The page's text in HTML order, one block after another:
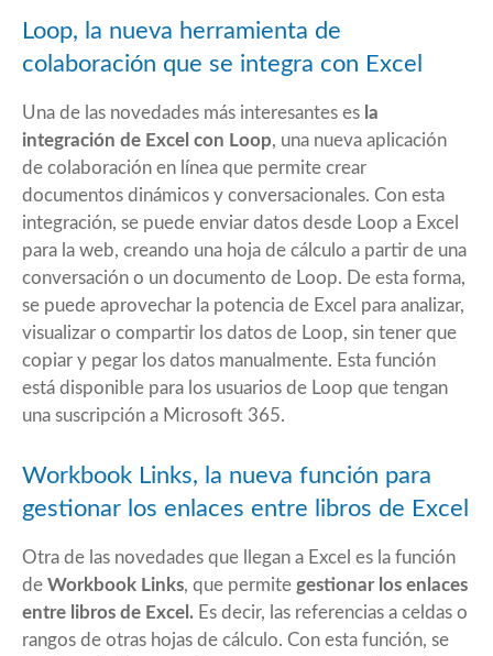
Loop, la nueva herramienta de
colaboración que se integra con Excel
Una de las novedades más interesantes es la
integración de Excel con Loop, una nueva aplicación
de colaboración en línea que permite crear
documentos dinámicos y conversacionales. Con esta
integración, se puede enviar datos desde Loop a Excel
para la web, creando una hoja de cálculo a partir de una
conversación o un documento de Loop. De esta forma,
se puede aprovechar la potencia de Excel para analizar,
visualizar o compartir los datos de Loop, sin tener que
copiar y pegar los datos manualmente. Esta función
está disponible para los usuarios de Loop que tengan
una suscripción a Microsoft 365.
Workbook Links, la nueva función para
gestionar los enlaces entre libros de Excel
Otra de las novedades que llegan a Excel es la función
de Workbook Links, que permite gestionar los enlaces
entre libros de Excel. Es decir, las referencias a celdas o
rangos de otras hojas de cálculo. Con esta función, se